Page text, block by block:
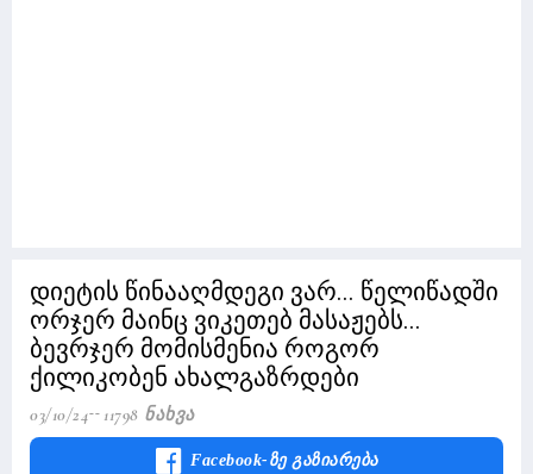
დიეტის წინააღმდეგი ვარ... წელიწადში
ორჯერ მაინც ვიკეთებ მასაჟებს...
ბევრჯერ მომისმენია როგორ
ქილიკობენ ახალგაზრდები
03/10/24 11798 Ნახვა
Facebook-Ზე Გაზიარება